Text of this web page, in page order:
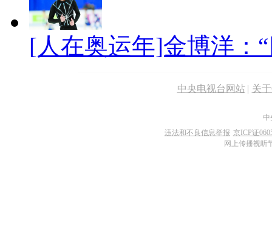
[人在奥运年]金博洋：
中央电视台网站 | 关
中
违法和不良信息举报 京ICP证
网上传播视听